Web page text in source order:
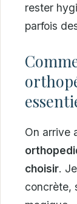
rester
parfois
On arrive
choisir.
concrète,